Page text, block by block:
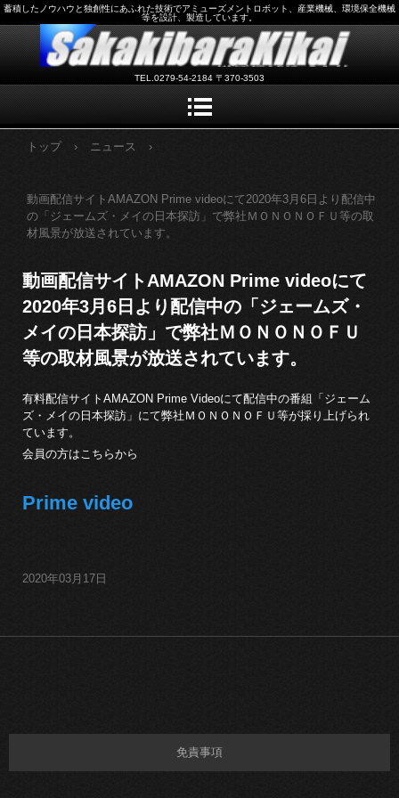
蓄積したノウハウと独創性にあふれた技術でアミューズメントロボット、産業機械、環境保全機械
等を設計、製造しています。
TEL.0279-54-2184 〒370-3503
トップ › ニュース ›
動画配信サイトAMAZON Prime videoにて2020年3月6日より配信中
の「ジェームズ・メイの日本探訪」で弊社ＭＯＮＯＮＯＦＵ等の取
材風景が放送されています。
動画配信サイトAMAZON Prime videoにて
2020年3月6日より配信中の「ジェームズ・
メイの日本探訪」で弊社ＭＯＮＯＮＯＦＵ
等の取材風景が放送されています。
有料配信サイトAMAZON Prime Videoにて配信中の番組「ジェーム
ズ・メイの日本探訪」にて弊社ＭＯＮＯＮＯＦＵ等が採り上げられ
ています。
会員の方はこちらから
Prime video
2020年03月17日
免責事項